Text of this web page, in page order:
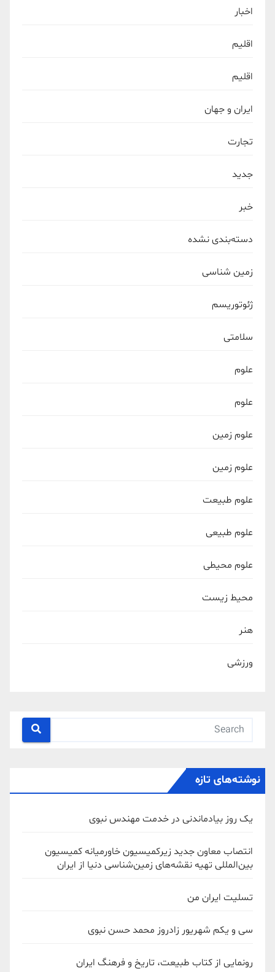
اخبار
اقلیم
اقلیم
ایران و جهان
تجارت
جدید
خبر
دسته‌بندی نشده
زمین شناسی
ژئوتوریسم
سلامتی
علوم
علوم
علوم زمین
علوم زمین
علوم طبیعت
علوم طبیعی
علوم محیطی
محیط زیست
هنر
ورزشی
نوشته‌های تازه
یک روز بیادماندنی در خدمت مهندس نبوی
انتصاب معاون جدید زیرکمیسیون خاورمیانه کمیسیون
بین‌المللی تهیه نقشه‌های زمین‌شناسی دنیا از ایران
تسلیت ایران من
سی و یکم شهریور زادروز محمد حسن نبوی
رونمایی از کتاب طبیعت، تاریخ و فرهنگ ایران